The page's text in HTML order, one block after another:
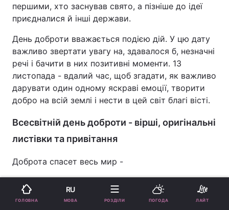
першими, хто заснував свято, а пізніше до ідеї
приєдналися й інші держави.
День доброти вважається подією дій. У цю дату
важливо звертати увагу на, здавалося б, незначні
речі і бачити в них позитивні моменти. 13
листопада - вдалий час, щоб згадати, як важливо
дарувати один одному яскраві емоції, творити
добро на всій землі і нести в цей світ благі вісті.
Всесвітній день доброти - вірші, оригінальні
листівки та привітання
Доброта спасет весь мир -
Истина известная.
В жизни серой и суровой,
ГОЛОВНА
RU
МОВА РОЗДІЛИ ПОГОДА ЛАЙТ